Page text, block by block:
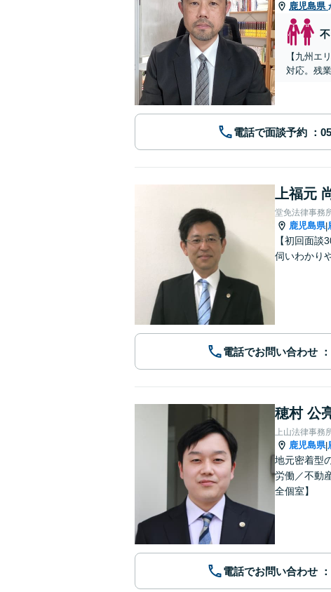
鹿児島県
【九州エ
対応。残
電話で面談予約
上福元
堂免法律事務
鹿児島県|
【初回面
伺いわかり
電話でお問い合わせ
穂村 公
上山法律事務
鹿児島県|
地元密着型
労働／不動
全個室】
電話でお問い合わせ